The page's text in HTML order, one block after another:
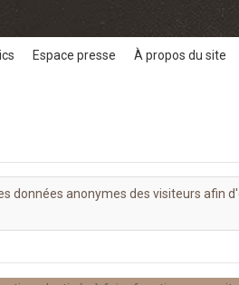
Espace presse À propos du site
données anonymes des visiteurs afin